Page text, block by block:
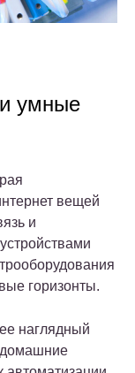
умные
вещей
и
горизонты.
наглядный